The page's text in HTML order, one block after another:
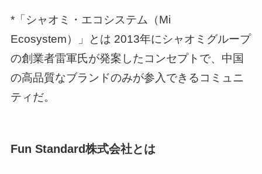
*「シャオミ・エコシステム（Mi
Ecosystem）」とは 2013年にシャオミグループ
の創業者雷軍氏が発案したコンセプトで、中国
の高品質なブランドのみが参入できるコミュニ
ティだ。
Fun Standard株式会社とは